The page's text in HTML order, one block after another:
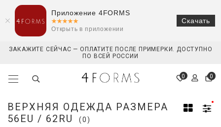
ЗАКАЖИТЕ СЕЙЧАС — ОПЛАТИТЕ ПОСЛЕ ПРИМЕРКИ. ДОСТУПНО
ПО ВСЕЙ РОССИИ
0 0
ВЕРХНЯЯ ОДЕЖДА РАЗМЕРА
56EU / 62RU
(0)
Приложение 4FORMS
Открыть в приложении
Скачать